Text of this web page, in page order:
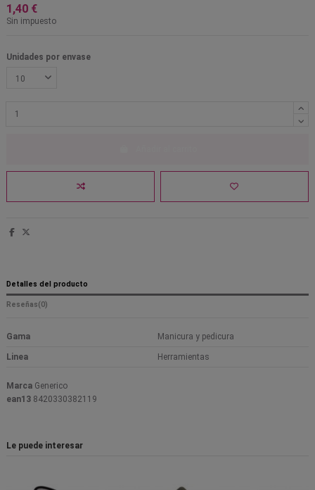
1,40 €
Sin impuesto
Unidades por envase
Detalles del producto
Reseñas(0)
Gama Manicura y pedicura
Linea Herramientas
Marca Generico
ean13 8420330382119
Le puede interesar